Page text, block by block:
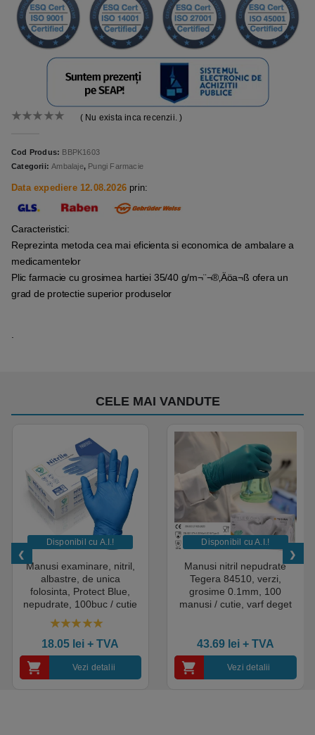
( Nu exista inca recenzii. )
Cod Produs: BBPK1603
Categorii:Ambalaje, Pungi Farmacie
Data expediere 12.08.2026 prin:
Caracteristici:
Reprezinta metoda cea mai eficienta si economica de ambalare a
medicamentelor
Plic farmacie cu grosimea hartiei 35/40 g/m¬¨¬®‚Äöa¬ß ofera un
grad de protectie superior produselor
CELE MAI VANDUTE
Disponibil cu A.I.​!
Manusi examinare, nitril,
albastre, de unica
folosinta, Protect Blue,
nepudrate, 100buc / cutie
pentru medical, HoReCa,
saloane si domeniul
industrial, calitate premium
18.05 lei + TVA
Vezi detalii
Disponibil cu A.I.​!
Manusi nitril nepudrate
Tegera 84510, verzi,
grosime 0.1mm, 100
manusi / cutie, varf deget
43.69 lei+ TVA
Vezi detalii